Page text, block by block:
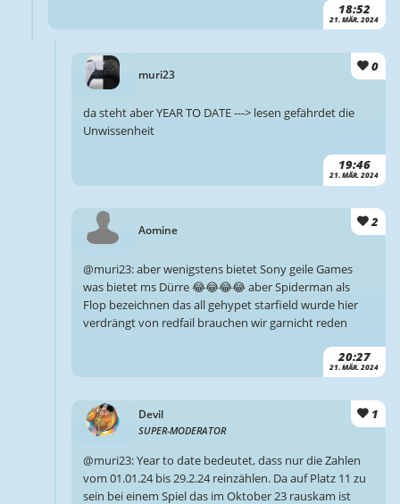
18:52
21. MÄR. 2024
muri23
0
19:46
21. MÄR. 2024
da steht aber YEAR TO DATE ---> lesen gefährdet die
Unwissenheit
Aomine 2
20:27
21. MÄR. 2024
@muri23: aber wenigstens bietet Sony geile Games
was bietet ms Dürre 😂😂😂😂 aber Spiderman als
Flop bezeichnen das all gehypet starfield wurde hier
verdrängt von redfail brauchen wir garnicht reden
Devil
SUPER-MODERATOR
1
@muri23: Year to date bedeutet, dass nur die Zahlen
vom 01.01.24 bis 29.2.24 reinzählen. Da auf Platz 11 zu
sein bei einem Spiel das im Oktober 23 rauskam ist